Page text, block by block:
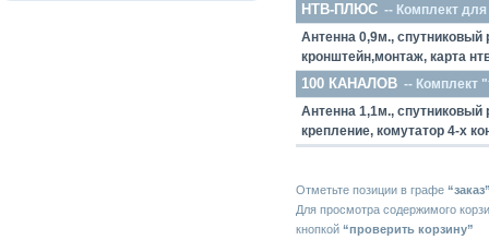
НТВ-ПЛЮС -- Комплект
Антенна 0,9м., спутниковый
кронштейн,монтаж, карта
100 КАНАЛОВ -- Комплект
Антенна 1,1м., спутниковый
крепление, комутатор 4-х
Отметьте позиции в графе
Для просмотра содержимого
кнопкой “проверить корзину”